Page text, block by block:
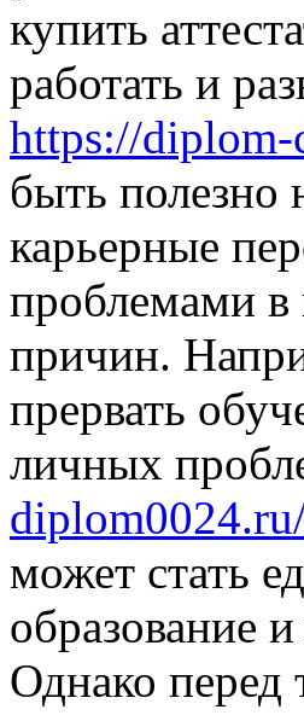
купить
работать и
https://
быть полезно
карьерные
проблемами в
причин.
прервать
личных
может стать
образование
Однако перед